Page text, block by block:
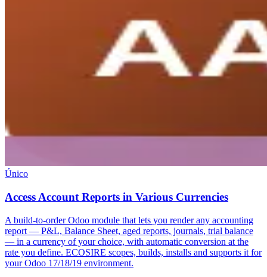
Único
Access Account Reports in Various Currencies
A build-to-order Odoo module that lets you render any accounting
report — P&L, Balance Sheet, aged reports, journals, trial balance
— in a currency of your choice, with automatic conversion at the
rate you define. ECOSIRE scopes, builds, installs and supports it for
your Odoo 17/18/19 environment.